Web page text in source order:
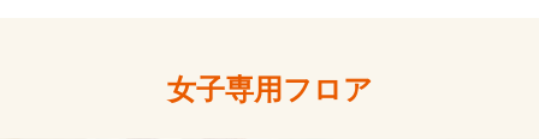
女子専用フロア